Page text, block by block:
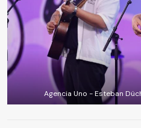
Agencia Uno - Esteban